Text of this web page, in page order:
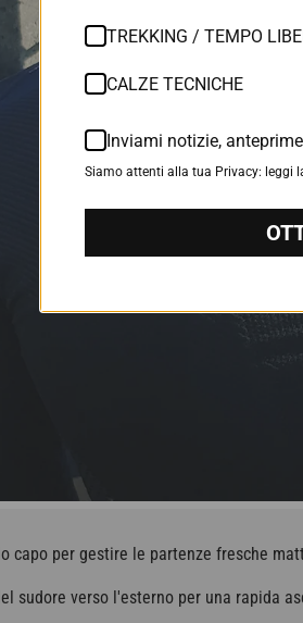
capo per gestire le partenze fresche
sudore verso l'esterno per una rapida
TREKKING / TEMPO
CALZE TECNICHE
Inviami notizie,
Siamo attenti alla tua Privacy: leggi